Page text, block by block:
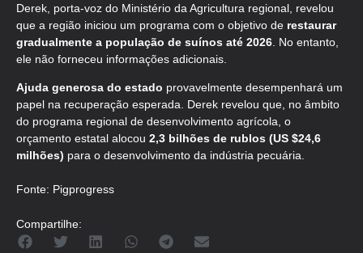
Derek, porta-voz do Ministério da Agricultura regional, revelou
que a região iniciou um programa com o objetivo de restaurar
gradualmente a população de suínos até 2026 . No entanto,
ele não forneceu informações adicionais.
Ajuda generosa do estado provavelmente desempenhará um
papel na recuperação esperada. Derek revelou que, no âmbito
do programa regional de desenvolvimento agrícola, o
orçamento estatal alocou 2,3 bilhões de rublos (US $24,6
milhões) para o desenvolvimento da indústria pecuária.
Fonte: Pigprogress
Compartilhe: